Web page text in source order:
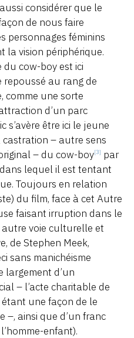
considérer que le
de nous faire
personnages féminins
la vision périphérique.
du cow-boy est ici
repoussé au rang de
comme une sorte
d’un parc
s’avère être ici le jeune
castration – autre sens
– du cow-boy[3] par
lequel il est tentant
Toujours en relation
du film, face à cet Autre
faisant irruption dans le
autre voie culturelle et
de Stephen Meek,
sans manichéisme
largement d’un
– l’acte charitable de
une façon de le
–, ainsi que d’un franc
enfant).